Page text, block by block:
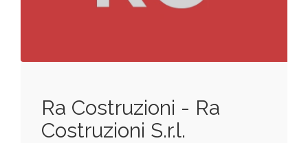
Ra Costruzioni - Ra
Costruzioni S.r.l.